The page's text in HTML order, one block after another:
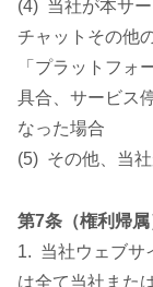
(4) 当社が本サ
チャットその他
「プラットフォ
具合、サービス
なった場合
(5) その他、当
第7条（権利帰属
1. 当社ウェブサ
は全て当社また